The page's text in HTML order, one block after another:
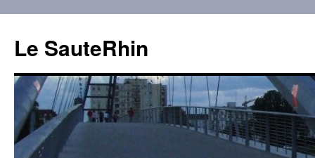
contenu
Le SauteRhin